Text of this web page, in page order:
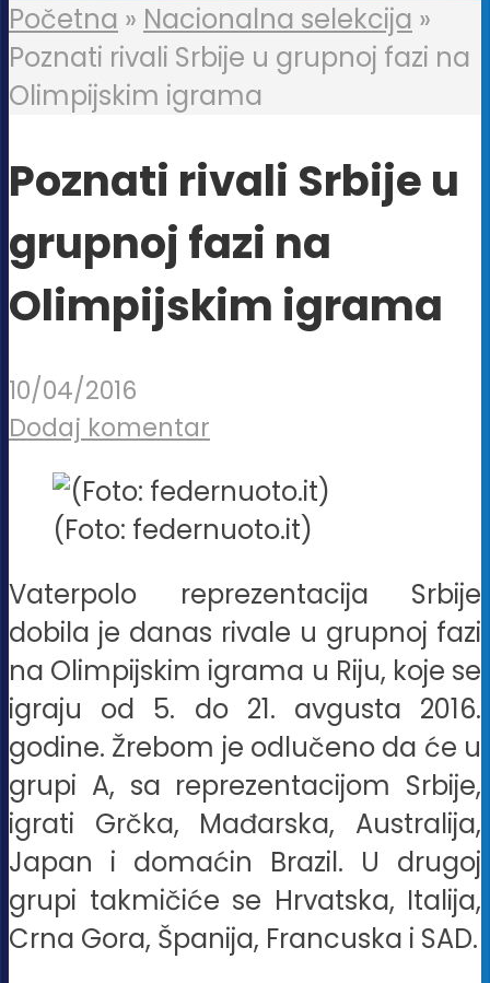
Početna » Nacionalna selekcija »
Poznati rivali Srbije u grupnoj fazi na
Olimpijskim igrama
Poznati rivali Srbije u
grupnoj fazi na
Olimpijskim igrama
10/04/2016
Dodaj komentar
(Foto: federnuoto.it)
Vaterpolo reprezentacija Srbije
dobila je danas rivale u grupnoj fazi
na Olimpijskim igrama u Riju, koje se
igraju od 5. do 21. avgusta 2016.
godine. Žrebom je odlučeno da će u
grupi A, sa reprezentacijom Srbije,
igrati Grčka, Mađarska, Australija,
Japan i domaćin Brazil. U drugoj
grupi takmičiće se Hrvatska, Italija,
Crna Gora, Španija, Francuska i SAD.